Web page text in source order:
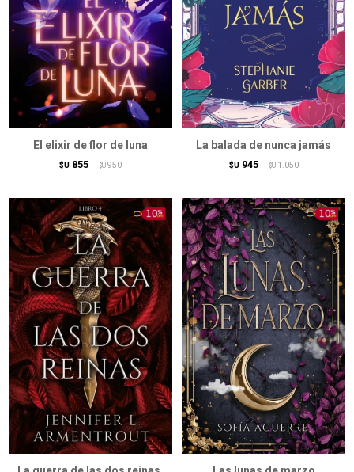
El elixir de flor de luna
$U 855 $U 950
La balada de nunca jamás
$U 945 $U 1.050